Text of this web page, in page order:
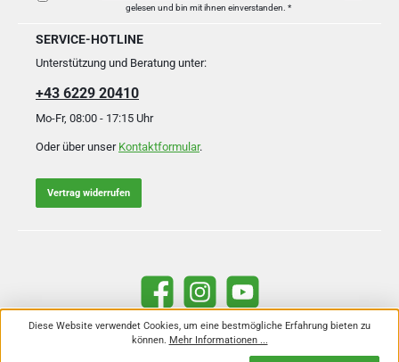
gelesen und bin mit ihnen einverstanden. *
SERVICE-HOTLINE
Unterstützung und Beratung unter:
+43 6229 20410
Mo-Fr, 08:00 - 17:15 Uhr
Oder über unser Kontaktformular.
Vertrag widerrufen
Facebook Instagram YouTube
Alle Preise inkl. gesetzl. Mehrwertsteuer zzgl.Versandkosten
Nachnahmegebühren, wenn nicht anders angegeben.
Diese Website verwendet Cookies, um eine bestmögliche Erfahrung bieten zu
können. Mehr Informationen ...